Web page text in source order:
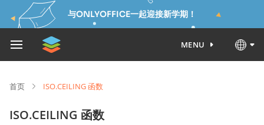
与ONLYOFFICE一起迎接新学期！
MENU
首页 ISO.CEILING 函数
ISO.CEILING 函数